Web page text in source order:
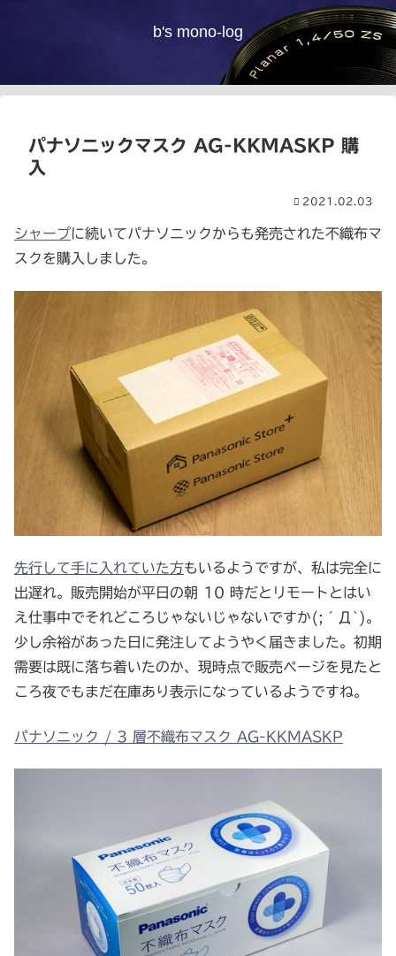
b's mono-log
パナソニックマスク AG-KKMASKP 購
入
2021.02.03
シャープに続いてパナソニックからも発売された不織布マ
スクを購入しました。
先行して手に入れていた方もいるようですが、私は完全に
出遅れ。販売開始が平日の朝 10 時だとリモートとはい
え仕事中でそれどころじゃないじゃないですか(;´Д`)。
少し余裕があった日に発注してようやく届きました。初期
需要は既に落ち着いたのか、現時点で販売ページを見たと
ころ夜でもまだ在庫あり表示になっているようですね。
パナソニック / 3 層不織布マスク AG-KKMASKP